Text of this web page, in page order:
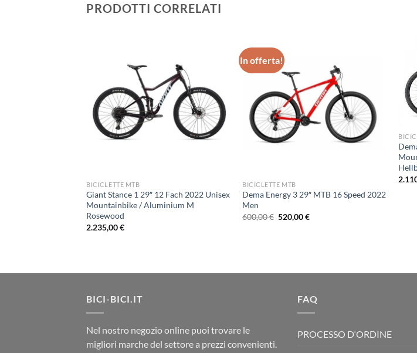
PRODOTTI CORRELATI
BICICLETTE MTB
Giant Stance 1 29″ 12 Fach 2022 Unisex
Mountainbike / Aluminium M
Rosewood
2.235,00€
In offerta!
BICICLETTE MTB
Dema Energy 3 29″ MTB 16 Speed 2022
Men
600,00€ Il
prezzo
520,00€Il
BICI-BICI.IT
Nel nostro negozio online puoi trovare le
migliori marche del settore a prezzi convenienti.
FAQ
PROCESSO D‘ORDINE